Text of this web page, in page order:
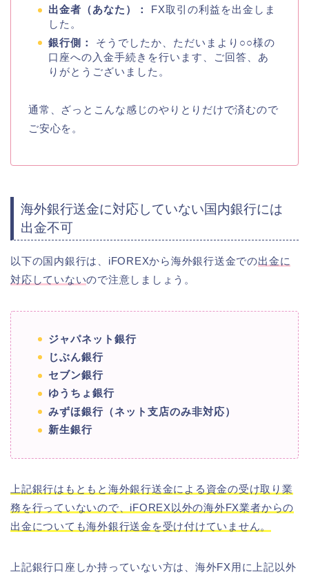
出金者（あなた）：
FX取引の利益を出金しま
した。
銀行側：
そうでしたか、ただいまより○○様の
口座への入金手続きを行います、ご回答、あ
りがとうございました。
通常、ざっとこんな感じのやりとりだけで済むので
ご安心を。
海外銀行送金に対応していない国内銀行には
出金不可
以下の国内銀行は、iFOREXから海外銀行送金での出金に
対応していないので注意しましょう。
ジャパネット銀行
じぶん銀行
セブン銀行
ゆうちょ銀行
みずほ銀行（ネット支店のみ非対応）
新生銀行
上記銀行はもともと海外銀行送金による資金の受け取り業
務を行っていないので、iFOREX以外の海外FX業者からの
出金についても海外銀行送金を受け付けていません。
上記銀行口座しか持っていない方は、海外FX用に上記以外